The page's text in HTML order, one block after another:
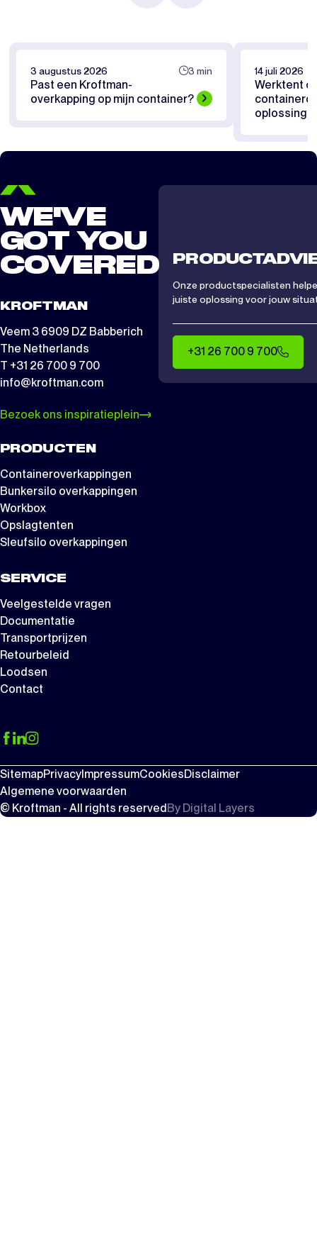
3 augustus 2026 3 min
Past een Kroftman-
overkapping op mijn container?
14 juli 2026
Werktent of
oplossing
WE'VE
GOT YOU
COVERED
KROFTMAN
Veem 3 6909 DZ Babberich
The Netherlands
T +31 26 700 9 700
info@kroftman.com
Bezoek ons inspiratieplein
PRODUCTEN
Containeroverkappingen
Bunkersilo overkappingen
Workbox
Opslagtenten
Sleufsilo overkappingen
SERVICE
Veelgestelde vragen
Documentatie
Transportprijzen
Retourbeleid
Loodsen
Contact
Onze productspecialisten
juiste oplossing voor jouw
+31 26 700 9 700
SitemapPrivacy ImpressumCookiesDisclaimer
Algemene voorwaarden
© Kroftman - All rights reserved By Digital Layers